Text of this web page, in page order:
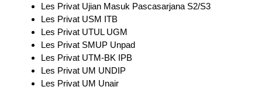
Les Privat Ujian Masuk Pascasarjana S2/S3
Les Privat USM ITB
Les Privat UTUL UGM
Les Privat SMUP Unpad
Les Privat UTM-BK IPB
Les Privat UM UNDIP
Les Privat UM Unair